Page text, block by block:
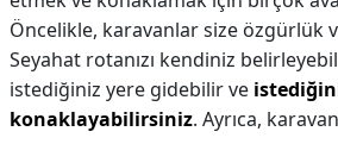
Öncelikle, karavanlar size özgürlük
Seyahat rotanızı kendiniz
istediğiniz yere gidebilir ve
konaklayabilirsiniz. Ayrıca,